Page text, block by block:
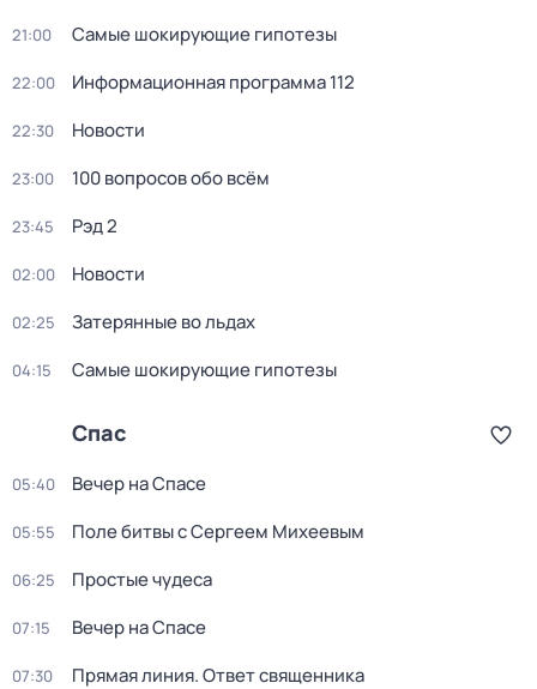
21:00 Самые шoкиpующие гипотезы
22:00 Информационная программа 112
22:30 Новости
23:00 100 вопросов обо всём
23:45 Рэд 2
02:00 Новости
02:25 Затерянные во льдах
04:15 Самые шoкиpующие гипотезы
Спас
05:40 Вечер на Спасе
05:55 Поле битвы с Сергеем Михеевым
06:25 Простые чудеса
07:15 Вечер на Спасе
07:30 Прямая линия. Ответ священника